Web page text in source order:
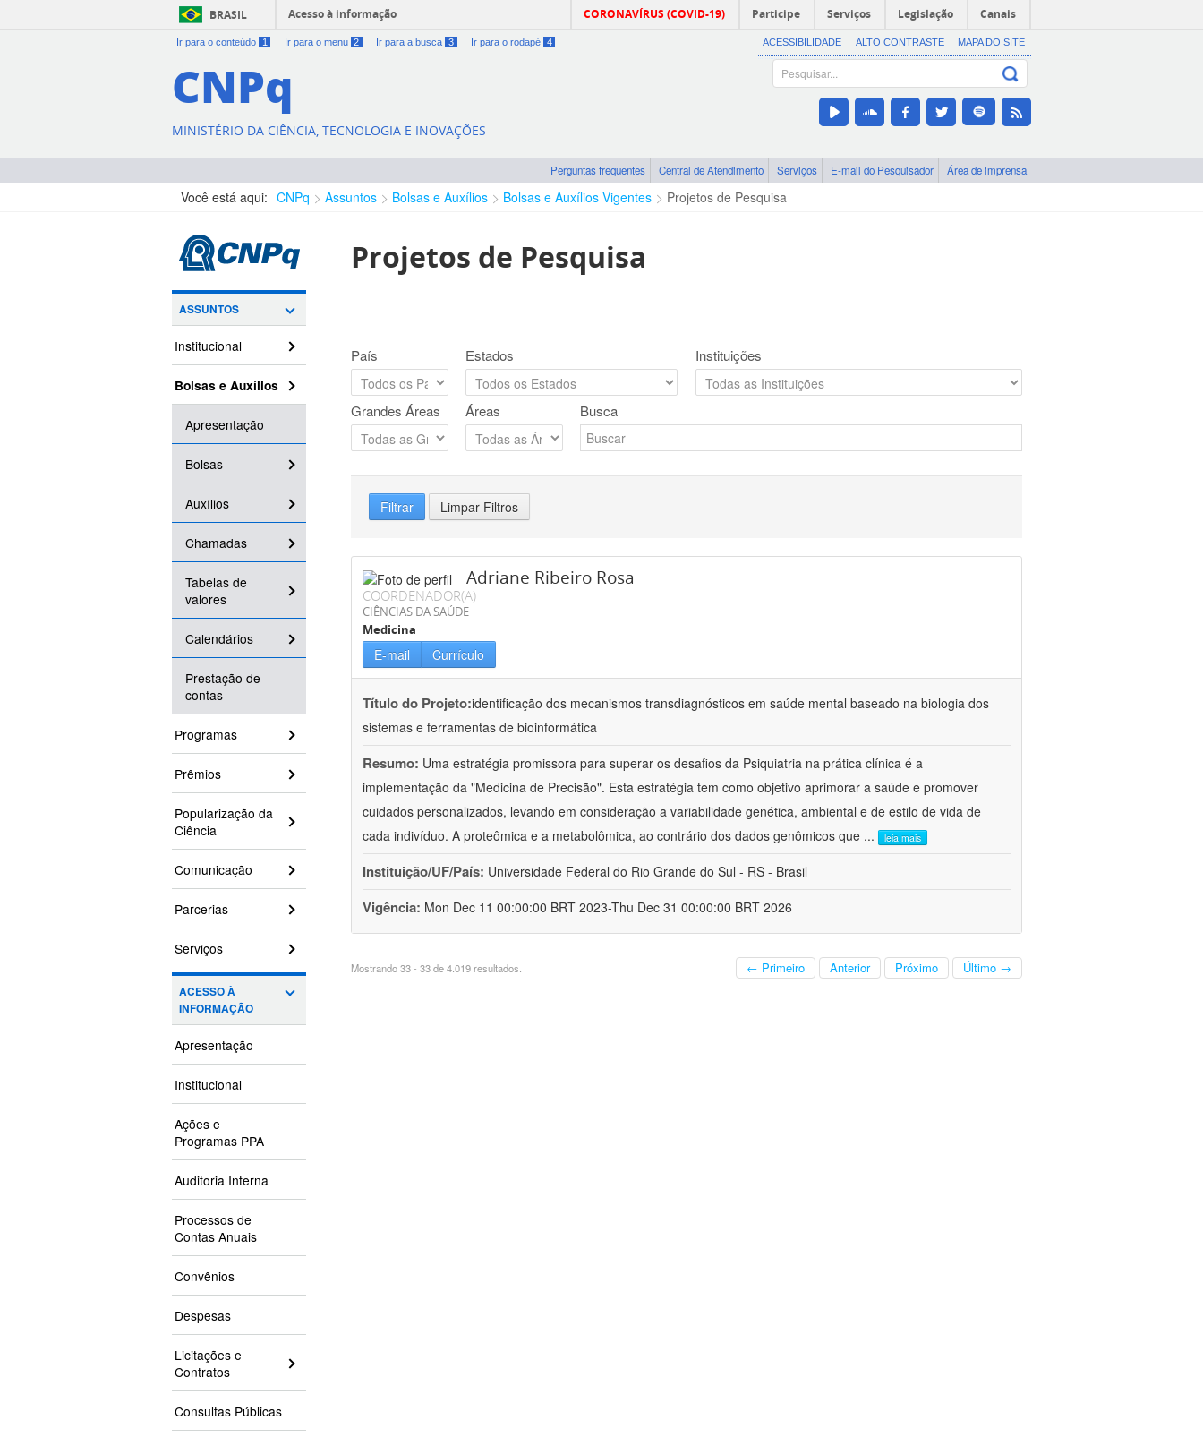
BRASIL Acesso à informação CORONAVÍRUS (COVID-19) Participe Serviços Legislação Canais
Ir para o conteúdo 1 Ir para o menu 2 Ir para a busca 3 Ir para o rodapé 4 ACESSIBILIDADE ALTO CONTRASTE MAPA DO SITE
CNPq
MINISTÉRIO DA CIÊNCIA, TECNOLOGIA E INOVAÇÕES
Perguntas frequentes Central de Atendimento Serviços E-mail do Pesquisador Área de imprensa
Você está aqui: CNPq Assuntos Bolsas e Auxílios Bolsas e Auxílios Vigentes Projetos de Pesquisa
ASSUNTOS
Institucional
Bolsas e Auxílios
Apresentação
Bolsas
Auxílios
Chamadas
Tabelas de
valores
Calendários
Prestação de
contas
Programas
Prêmios
Popularização da
Ciência
Comunicação
Parcerias
Serviços
ACESSO À
INFORMAÇÃO
Apresentação
Institucional
Ações e
Programas PPA
Auditoria Interna
Processos de
Contas Anuais
Convênios
Despesas
Licitações e
Contratos
Consultas Públicas
Projetos de Pesquisa
País Estados Instituições
Grandes Áreas Áreas Busca
Filtrar Limpar Filtros
Adriane Ribeiro Rosa
COORDENADOR(A)
CIÊNCIAS DA SAÚDE
Medicina
E-mail Currículo
Título do Projeto:identificação dos mecanismos transdiagnósticos em saúde mental baseado na biologia dos
sistemas e ferramentas de bioinformática
Resumo: Uma estratégia promissora para superar os desafios da Psiquiatria na prática clínica é a
implementação da "Medicina de Precisão". Esta estratégia tem como objetivo aprimorar a saúde e promover
cuidados personalizados, levando em consideração a variabilidade genética, ambiental e de estilo de vida de
cada indivíduo. A proteômica e a metabolômica, ao contrário dos dados genômicos que ... leia mais
Instituição/UF/País: Universidade Federal do Rio Grande do Sul - RS - Brasil
Vigência: Mon Dec 11 00:00:00 BRT 2023-Thu Dec 31 00:00:00 BRT 2026
Mostrando 33 - 33 de 4.019 resultados. ← Primeiro Anterior Próximo Último →